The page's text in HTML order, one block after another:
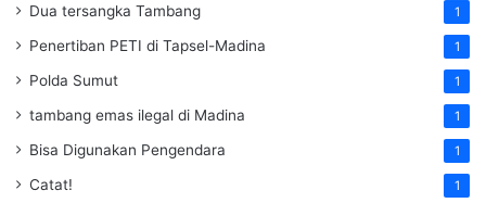
Dua tersangka Tambang 1
Penertiban PETI di Tapsel-Madina 1
Polda Sumut 1
tambang emas ilegal di Madina 1
Bisa Digunakan Pengendara 1
Catat! 1